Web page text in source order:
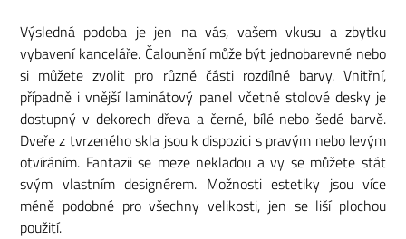
Výsledná podoba je jen na vás, vašem vkusu a zbytku
vybavení kanceláře. Čalounění může být jednobarevné nebo
si můžete zvolit pro různé části rozdílné barvy. Vnitřní,
případně i vnější laminátový panel včetně stolové desky je
dostupný v dekorech dřeva a černé, bílé nebo šedé barvě.
Dveře z tvrzeného skla jsou k dispozici s pravým nebo levým
otvíráním. Fantazii se meze nekladou a vy se můžete stát
svým vlastním designérem. Možnosti estetiky jsou více
méně podobné pro všechny velikosti, jen se liší plochou
použití.